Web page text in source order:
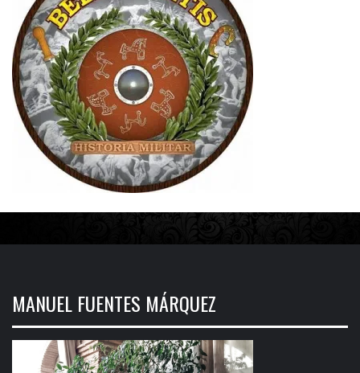
MANUEL FUENTES MÁRQUEZ